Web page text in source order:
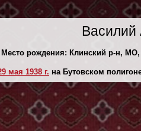
Василий
Место рождения: Клинский р-н,
мая 1938 г. на Бутовском